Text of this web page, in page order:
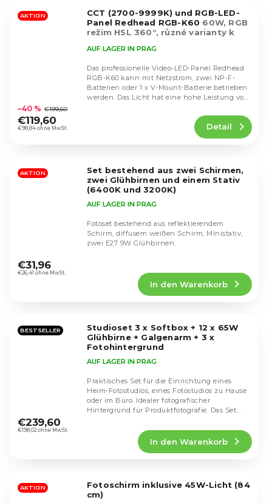
Sternen.
AKTION
CCT (2700-9999K) und RGB-LED-
Panel Redhead RGB-K60 60W, RGB
režim HSL 360°, různé varianty k
dispozici
durchschnittliche
Produktbewertung
ist
Sternen.
AUF LAGER IN PRAG
€98,84 ohne MwSt.
–40 % €199,60
€119,60 Detail
Das professionelle Video-LED-Panel Redhead
RGB-K60 kann mit Netzstrom, zwei NP-F-
Batterien oder 1 x V-Mount-Batterie betrieben
werden. Das Licht hat eine hohe Leistung von
AKTION
Set bestehend aus zwei Schirmen,
zwei Glühbirnen und einem Stativ
(6400K und 3200K)
durchschnittliche
Produktbewertung
Sternen.
AUF LAGER IN PRAG
€26,41 ohne MwSt.
€31,96
In den Warenkorb
Fotoset bestehend aus reflektierendem
Schirm, diffusem weißen Schirm, Ministativ,
zwei E27 9W Glühbirnen.
BESTSELLER
Studioset 3 x Softbox + 12 x 65W
Glühbirne + Galgenarm + 3 x
Fotohintergrund
durchschnittliche
Produktbewertung
Sternen.
AUF LAGER IN PRAG
€198,02 ohne MwSt.
€239,60
In den Warenkorb
Praktisches Set für die Einrichtung eines
Heim-Fotostudios, eines Fotostudios zu Hause
oder im Büro. Idealer fotografischer
Hintergrund für Produktfotografie. Das Set
AKTION
Fotoschirm inklusive 45W-Licht (84
cm)